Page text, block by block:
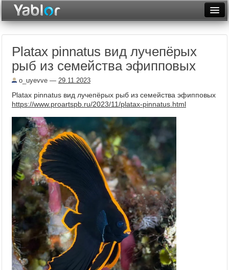
Неделя
Месяц
Рейтинги
Фототоп
Видеотоп
Platax pinnatus вид лучепёрых
рыб из семейства эфипповых
o_uyevve — 29.11.2023
Platax pinnatus вид лучепёрых рыб из семейства эфипповых
https://www.proartspb.ru/2023/11/platax-pinnatus.html